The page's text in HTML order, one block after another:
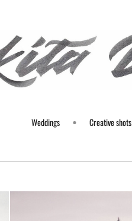
Weddings Creative shots